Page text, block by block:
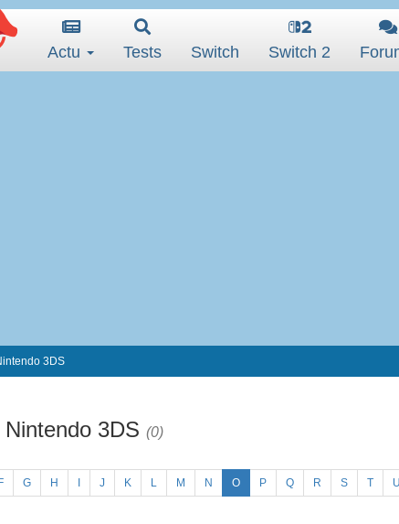
Actu Tests Switch Switch 2
3DS
3DS (0)
F G H J K L M N O P Q R S T U